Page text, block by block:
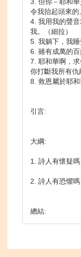
3. 但你－耶和
令我抬起頭來的
4. 我用我的聲
我。（細拉）
5. 我躺下，我睡
6. 雖有成萬的百
7. 耶和華啊，
你打斷我所有仇
8. 救恩屬於耶和
引言:
大綱:
1. 詩人有懷疑嗎
2. 詩人有恐懼嗎
總結: